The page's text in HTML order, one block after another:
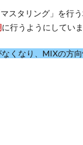
スタリング」を行う
に行うようにしていま
くなり、MIXの方